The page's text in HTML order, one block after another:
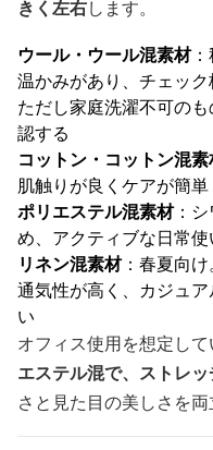
きく左右します。
ウール・ウール混素材：
温かみがあり、チェック
ただし家庭洗濯不可の
認する
コットン・コットン混素
肌触りが良くケアが簡単
ポリエステル混素材：シ
め、アクティブな日常
リネン混素材：春夏向け。
通気性が高く、カジュ
い
オフィス使用を想定して
エステル混で、ストレ
さと見た目の美しさを両